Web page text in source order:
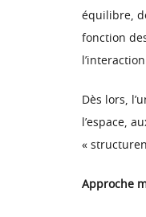
équilibre,
fonction
Dès lors,
l’espace,
«
Approche